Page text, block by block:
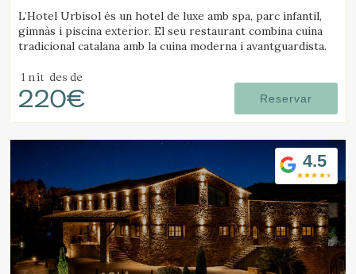
L’Hotel Urbisol és un hotel de luxe amb spa, parc infantil,
gimnàs i piscina exterior. El seu restaurant combina cuina
tradicional catalana amb la cuina moderna i avantguardista.
1 nit des de
220€ Reservar
4.5